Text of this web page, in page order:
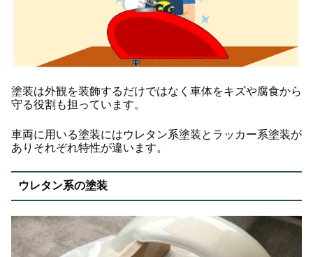
塗装は外観を装飾するだけではなく車体をキズや腐食から
守る役割も担っています。
車両に用いる塗装にはウレタン系塗装とラッカー系塗装が
ありそれぞれ特性が違います。
ウレタン系の塗装